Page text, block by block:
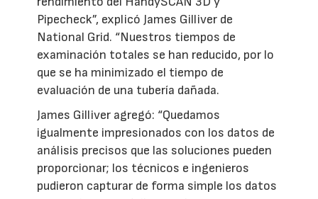
Pipecheck”, explicó James Gilliver de
National Grid. “Nuestros tiempos de
examinación totales se han reducido, por lo
que se ha minimizado el tiempo de
evaluación de una tubería dañada.
James Gilliver agregó: “Quedamos
igualmente impresionados con los datos de
análisis precisos que las soluciones pueden
proporcionar; los técnicos e ingenieros
pudieron capturar de forma simple los datos